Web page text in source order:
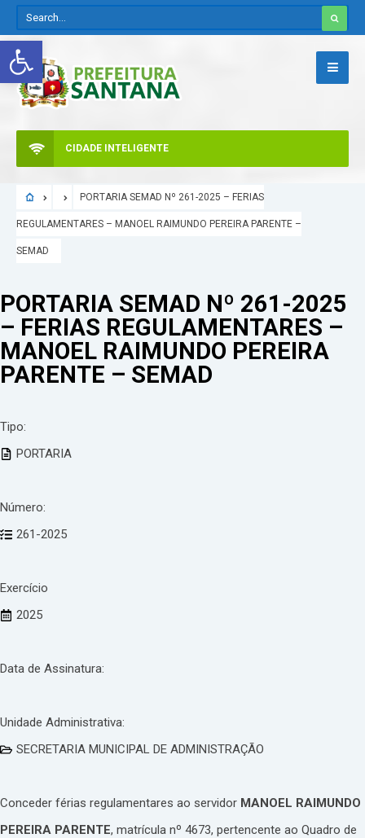
Abrir a barra de ferramentas
CIDADE INTELIGENTE
PORTARIA SEMAD Nº 261-2025 – FERIAS
REGULAMENTARES – MANOEL RAIMUNDO PEREIRA PARENTE –
SEMAD
PORTARIA SEMAD Nº 261-2025
– FERIAS REGULAMENTARES –
MANOEL RAIMUNDO PEREIRA
PARENTE – SEMAD
Tipo:
PORTARIA
Número:
261-2025
Exercício
2025
Data de Assinatura:
Unidade Administrativa:
SECRETARIA MUNICIPAL DE ADMINISTRAÇÃO
Conceder férias regulamentares ao servidor MANOEL RAIMUNDO
PEREIRA PARENTE, matrícula nº 4673, pertencente ao Quadro de